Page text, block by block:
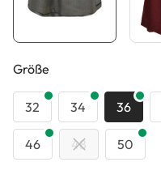
Größe
32 34 36
46 48 50